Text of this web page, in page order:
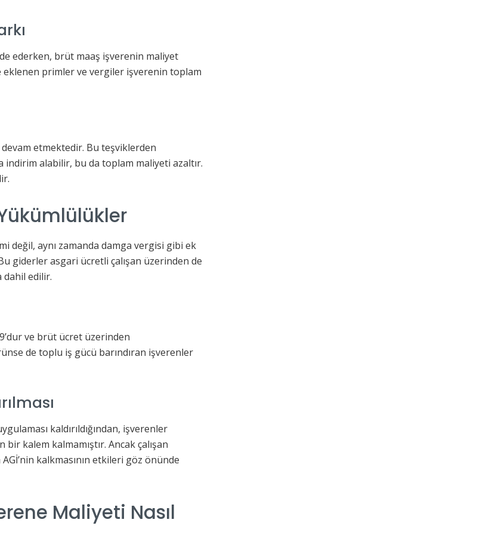
ederken, brüt maaş işverenin maliyet
eklenen primler ve vergiler işverenin toplam
devam etmektedir. Bu teşviklerden
indirim alabilir, bu da toplam maliyeti azaltır.
değil, aynı zamanda damga vergisi gibi ek
giderler asgari ücretli çalışan üzerinden de
dahil edilir.
ve brüt ücret üzerinden
de toplu iş gücü barındıran işverenler
kaldırıldığından, işverenler
kalem kalmamıştır. Ancak çalışan
kalkmasının etkileri göz önünde
Maliyeti Nasıl